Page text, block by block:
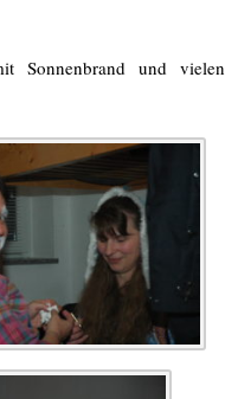
Sonnenbrand und vielen